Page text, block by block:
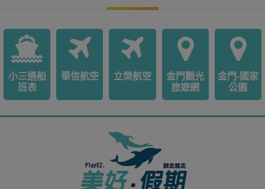
小三通船
班表
華信航空 立榮航空
金門觀光
旅遊網
金門-國家
公園